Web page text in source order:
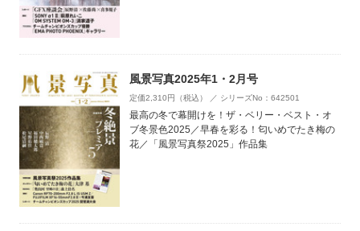
風景写真2025年1・2月号
定価2,310円（税込） ／ シリーズNo：642501
最高の冬で幕開けを！ザ・ベリー・ベスト・オ
ブ冬景色2025／早春を彩る！匂いめでたき梅の
花／「風景写真祭2025」作品集